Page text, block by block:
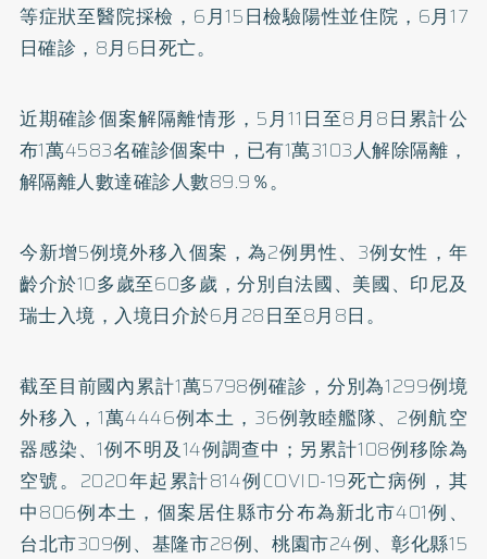
等症狀至醫院採檢，6月15日檢驗陽性並住院，6月17
日確診，8月6日死亡。
近期確診個案解隔離情形，5月11日至8月8日累計公
布1萬4583名確診個案中，已有1萬3103人解除隔離，
解隔離人數達確診人數89.9％。
今新增5例境外移入個案，為2例男性、3例女性，年
齡介於10多歲至60多歲，分別自法國、美國、印尼及
瑞士入境，入境日介於6月28日至8月8日。
截至目前國內累計1萬5798例確診，分別為1299例境
外移入，1萬4446例本土，36例敦睦艦隊、2例航空
器感染、1例不明及14例調查中；另累計108例移除為
空號。2020年起累計814例COVID-19死亡病例，其
中806例本土，個案居住縣市分布為新北市401例、
台北市309例、基隆市28例、桃園市24例、彰化縣15